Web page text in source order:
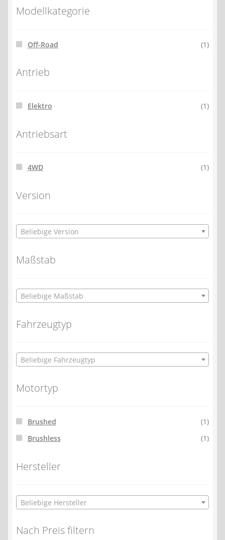
Modellkategorie
Off-Road (1)
Antrieb
Elektro (1)
Antriebsart
4WD (1)
Version
Beliebige Version
Maßstab
Beliebige Maßstab
Fahrzeugtyp
Beliebige Fahrzeugtyp
Motortyp
Brushed
(1)
Brushless
(1)
Hersteller
Beliebige Hersteller
Nach Preis filtern